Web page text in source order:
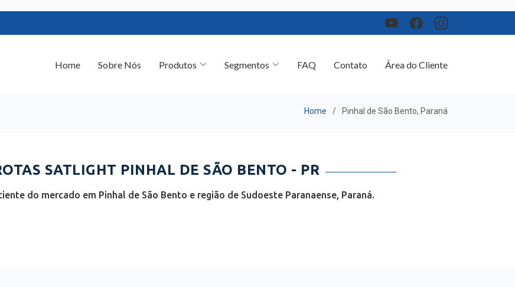
SATLIGHT PINHAL DE SÃO BENTO - PR
do mercado em Pinhal de São Bento e região de Sudoeste Paranaense, Paraná.